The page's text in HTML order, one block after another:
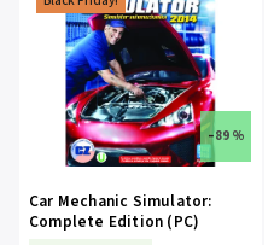
Abecedne
–89 %
Car Mechanic Simulator:
Complete Edition (PC)